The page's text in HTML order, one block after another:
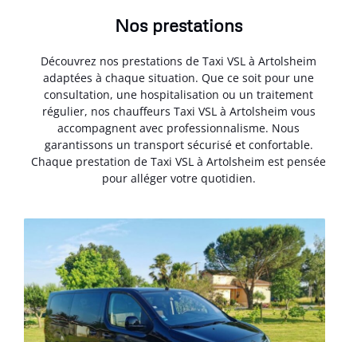
Nos prestations
Découvrez nos prestations de Taxi VSL à Artolsheim
adaptées à chaque situation. Que ce soit pour une
consultation, une hospitalisation ou un traitement
régulier, nos chauffeurs Taxi VSL à Artolsheim vous
accompagnent avec professionnalisme. Nous
garantissons un transport sécurisé et confortable.
Chaque prestation de Taxi VSL à Artolsheim est pensée
pour alléger votre quotidien.